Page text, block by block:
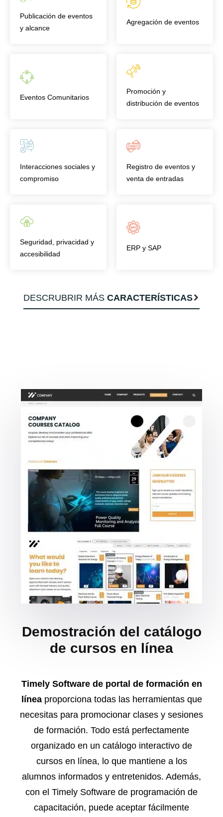
Publicación de eventos
y alcance
Agregación de eventos
Eventos Comunitarios
Promoción y
distribución de eventos
Interacciones sociales y
compromiso
Registro de eventos y
venta de entradas
Seguridad, privacidad y
accesibilidad
ERP y SAP
DESCRUBRIR MÁS CARACTERÍSTICAS
Demostración del catálogo
de cursos en línea
Timely Software de portal de formación en
líneaproporciona todas las herramientas que
necesitas para promocionar clases y sesiones
de formación. Todo está perfectamente
organizado en un catálogo interactivo de
cursos en línea, lo que mantiene a los
alumnos informados y entretenidos. Además,
con el Timely Software de programación de
capacitación, puede aceptar fácilmente